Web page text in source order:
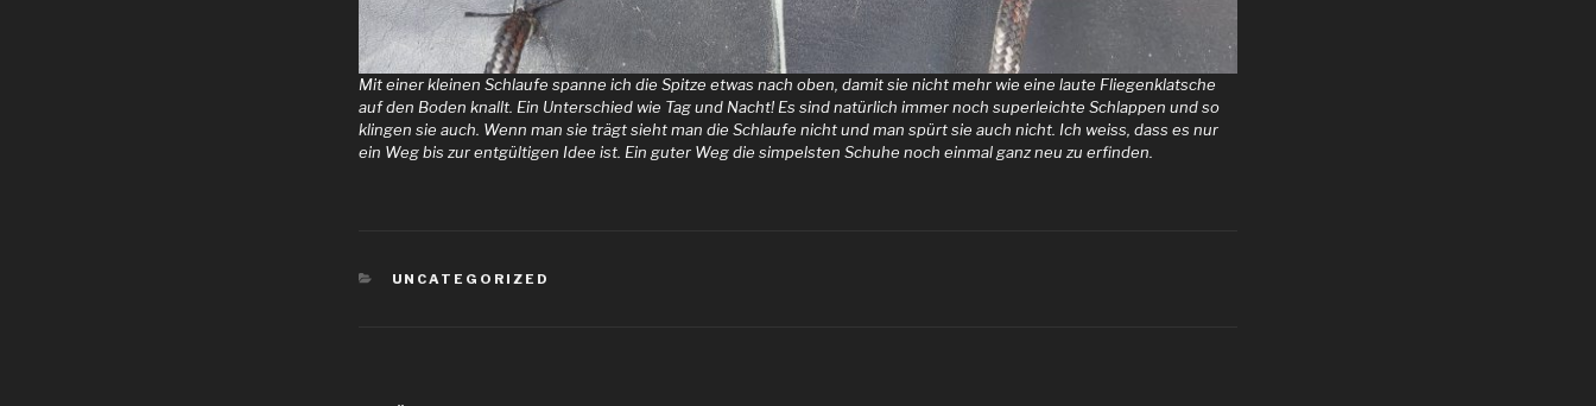
Mit einer kleinen Schlaufe spanne ich die Spitze etwas nach oben, damit sie nicht mehr wie eine laute Fliegenklatsche
auf den Boden knallt. Ein Unterschied wie Tag und Nacht! Es sind natürlich immer noch superleichte Schlappen und so
klingen sie auch. Wenn man sie trägt sieht man die Schlaufe nicht und man spürt sie auch nicht. Ich weiss, dass es nur
ein Weg bis zur entgültigen Idee ist. Ein guter Weg die simpelsten Schuhe noch einmal ganz neu zu erfinden.
KATEGORIEN
UNCATEGORIZED